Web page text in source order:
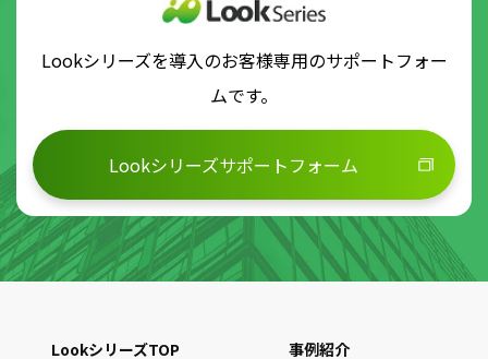
Lookシリーズを導入のお客様専用のサポートフォー
ムです。
Lookシリーズサポートフォーム
LookシリーズTOP
事例紹介